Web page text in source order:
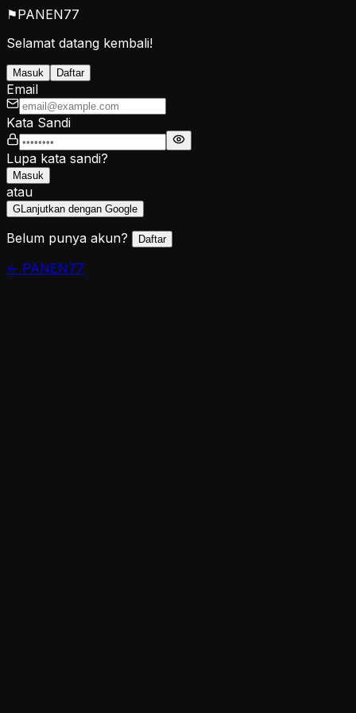
⚑PANEN77
Selamat datang kembali!
Masuk Daftar
Email
Kata Sandi
Lupa kata sandi?
Masuk
atau
GLanjutkan dengan Google
Belum punya akun? Daftar
← PANEN77